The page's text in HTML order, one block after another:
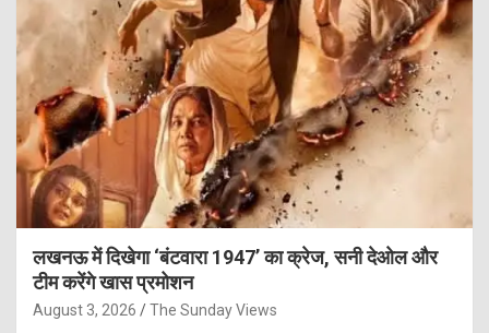
लखनऊ में दिखेगा ‘बंटवारा 1947’ का क्रेज, सनी देओल और
टीम करेंगे खास प्रमोशन
August 3, 2026 The Sunday Views